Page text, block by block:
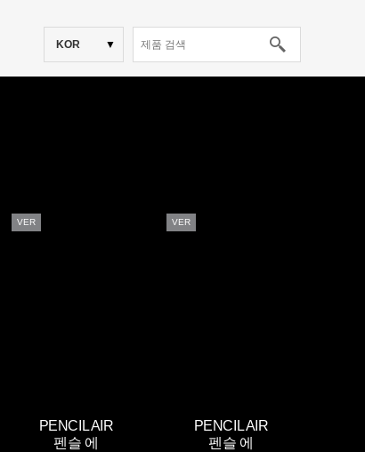
KOR
VER
PENCIL AIR
펜슬 에
VER
PENCIL AIR
펜슬 에